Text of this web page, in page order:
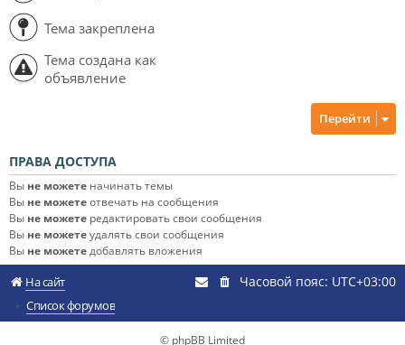
Тема закреплена
Тема создана как
объявление
Перейти
ПРАВА ДОСТУПА
Вы не можете начинать темы
Вы не можетеотвечать на сообщения
Вы не можете редактировать свои сообщения
Вы не можетеудалять свои сообщения
Вы не можетедобавлять вложения
На сайт
Список форумов
Часовой пояс: UTC+03:00
© phpBB Limited